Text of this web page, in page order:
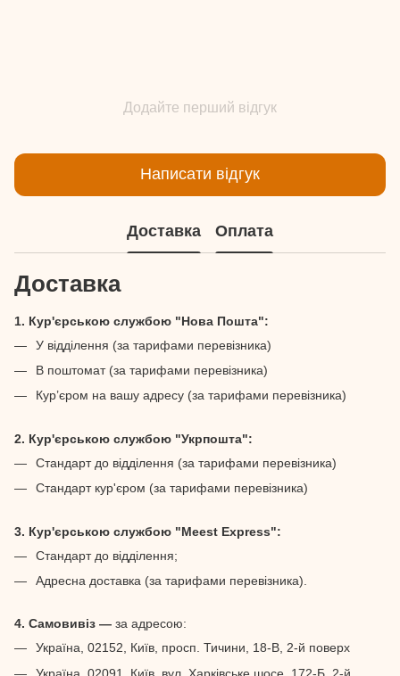
Додайте перший відгук
Написати відгук
Доставка Оплата
Доставка
1. Кур'єрською службою "Нова Пошта":
У відділення (за тарифами перевізника)
В поштомат (за тарифами перевізника)
Кур’єром на вашу адресу (за тарифами перевізника)
2. Кур'єрською службою "Укрпошта":
Стандарт до відділення (за тарифами перевізника)
Стандарт кур'єром (за тарифами перевізника)
3. Кур'єрською службою "Meest Express":
Стандарт до відділення;
Адресна доставка (за тарифами перевізника).
4. Самовивіз — за адресою:
Україна, 02152, Київ, просп. Тичини, 18-В, 2-й поверх
Україна, 02091, Київ, вул. Харківське шосе, 172-Б, 2-й